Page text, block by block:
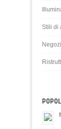
Stili di